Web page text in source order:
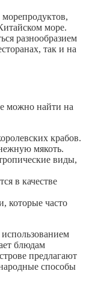
море.
разнообразием
так и на
можно найти на
крабов.
мякоть.
виды,
в качестве
которые часто
блюдам
предлагают
способы